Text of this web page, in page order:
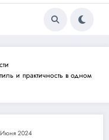
и практичность в одном
Июня 2024